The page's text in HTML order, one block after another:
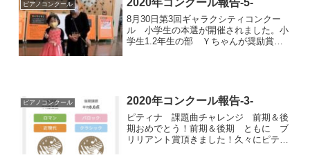
ピアノコンクール 2020年コンクール報告-5-
8月30日第3回ギャラクシティコンクー
ル 小学生の本選が開催されました。小
学生1.2年生の部 Ｙちゃんが奨励賞を
ピアノコンクール 2020年コンクール報告-3-
ピティナ 課題曲チャレンジ 前期＆後
期おめでとう！前期＆後期 ともに ブ
リリアント賞頂きました！久々にピティ